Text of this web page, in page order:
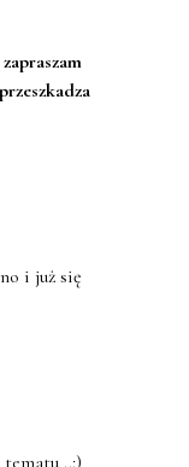
i już się
..:)